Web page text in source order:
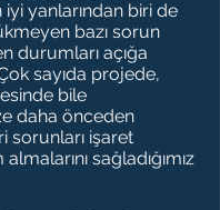
yanlarından biri de
bazı sorun
durumları açığa
Çok sayıda projede,
bile
daha önceden
sorunları işaret
sağladığımız